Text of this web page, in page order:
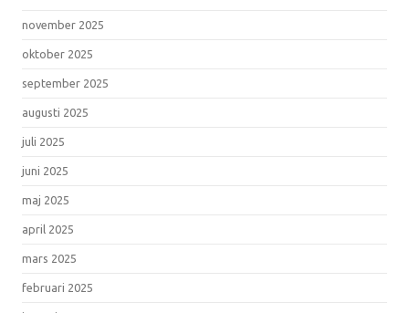
november 2025
oktober 2025
september 2025
augusti 2025
juli 2025
juni 2025
maj 2025
april 2025
mars 2025
februari 2025